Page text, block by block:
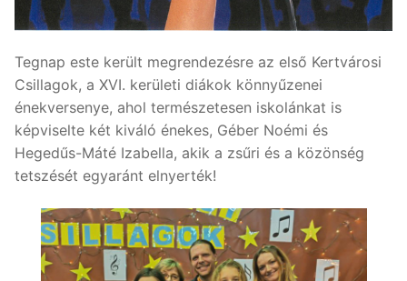
Tegnap este került megrendezésre az első Kertvárosi
Csillagok, a XVI. kerületi diákok könnyűzenei
énekversenye, ahol természetesen iskolánkat is
képviselte két kiváló énekes, Géber Noémi és
Hegedűs-Máté Izabella, akik a zsűri és a közönség
tetszését egyaránt elnyerték!